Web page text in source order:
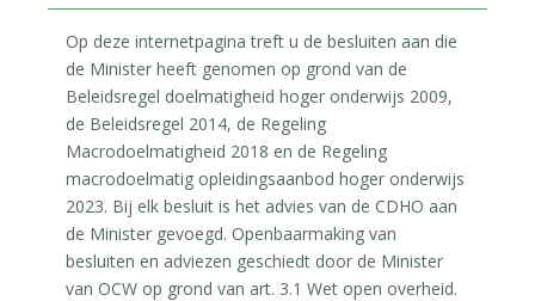
Op deze internetpagina treft u de besluiten aan die
de Minister heeft genomen op grond van de
Beleidsregel doelmatigheid hoger onderwijs 2009,
de Beleidsregel 2014, de Regeling
Macrodoelmatigheid 2018 en de Regeling
macrodoelmatig opleidingsaanbod hoger onderwijs
2023. Bij elk besluit is het advies van de CDHO aan
de Minister gevoegd. Openbaarmaking van
besluiten en adviezen geschiedt door de Minister
van OCW op grond van art. 3.1 Wet open overheid.